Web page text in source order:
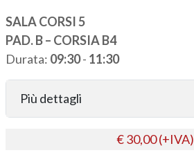
SALA CORSI 5
PAD. B – CORSIA B4
Durata: 09:30- 11:30
Più dettagli
€ 30,00 (+IVA)